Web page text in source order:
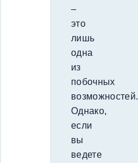
–
это
лишь
одна
из
побочных
возможностей.
Однако,
если
вы
ведете